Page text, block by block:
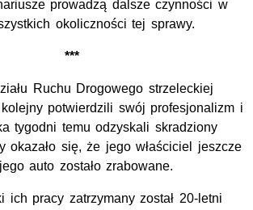
prowadzą dalsze czynności w
okoliczności tej sprawy.
***
Ruchu Drogowego strzeleckiej
potwierdzili swój profesjonalizm i
tygodni temu odzyskali skradziony
okazało się, że jego właściciel jeszcze
auto zostało zrabowane.
ich pracy zatrzymany został 20-letni